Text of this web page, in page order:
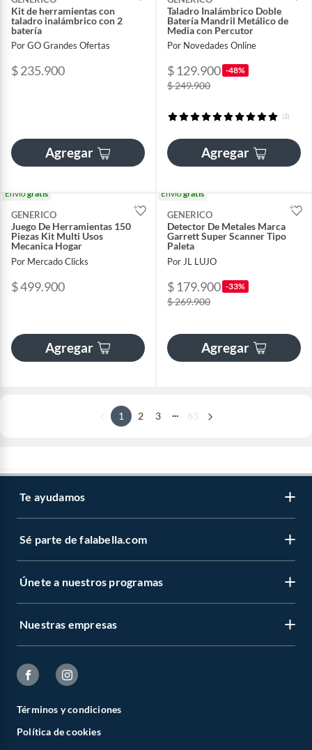
Kit de herramientas con
taladro inalámbrico con 2
batería
Por GO Grandes Ofertas
$ 235.900
Agregar
Taladro Inalámbrico Doble
Batería Mandril Metálico de
Media con Percutor
Por Novedades Online
$ 129.900 -48%
$ 249.900
(2)
Agregar
Envíogratis
GENERICO
Juego De Herramientas 150
Piezas Kit Multi Usos
Mecanica Hogar
Por Mercado Clicks
$ 499.900
Agregar
Envíogratis
GENERICO
Detector De Metales Marca
Garrett Super Scanner Tipo
Paleta
Por JL LUJO
$ 179.900 -33%
$ 269.900
Agregar
1 2 3 ... 63
Te ayudamos
Sé parte de falabella.com
Únete a nuestros programas
Nuestras empresas
Términos y condiciones
Política de cookies